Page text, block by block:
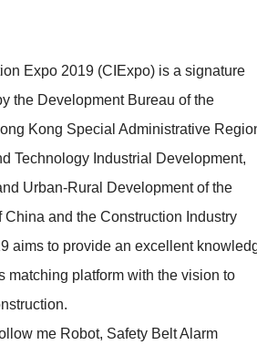
Expo 2019 (CIExpo) is a signature
the Development Bureau of the
Kong Special Administrative
Technology Industrial Development,
Urban-Rural Development of the
China and the Construction Industry
aims to provide an excellent
matching platform with the vision to
me Robot, Safety Belt Alarm